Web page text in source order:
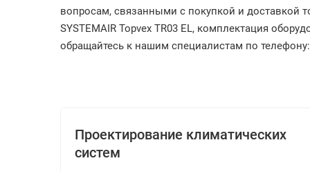
вопросам, связанными с покупкой и доставкой
SYSTEMAIR Topvex TR03 EL, комплектация
обращайтесь к нашим специалистам по телефону:
Проектирование климатических
систем